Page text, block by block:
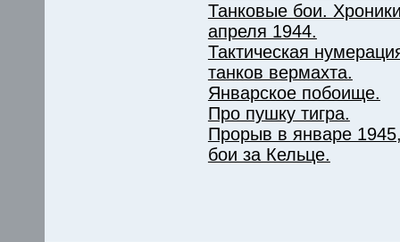
Танковые бои.
апреля 1944.
Тактическая
танков вермахта.
Январское побоище.
Про пушку тигра.
Прорыв в январе
бои за Кельце.